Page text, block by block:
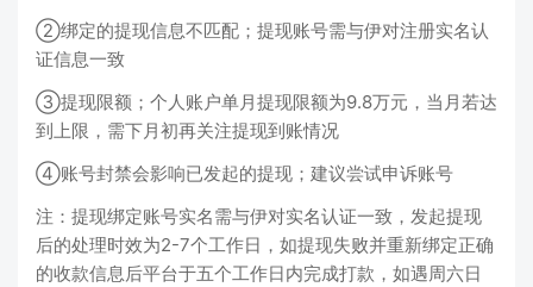
②绑定的提现信息不匹配；提现账号需与伊对注册实名认
证信息一致
③提现限额；个人账户单月提现限额为9.8万元，当月若达
到上限，需下月初再关注提现到账情况
④账号封禁会影响已发起的提现；建议尝试申诉账号
注：提现绑定账号实名需与伊对实名认证一致，发起提现
后的处理时效为2-7个工作日，如提现失败并重新绑定正确
的收款信息后平台于五个工作日内完成打款，如遇周六日